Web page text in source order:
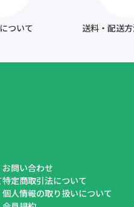
ついて 送料・配送
お問い合わせ
特定商取引法について
個人情報の取り扱いについて